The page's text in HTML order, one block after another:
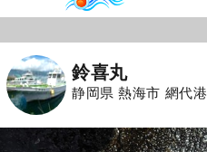
鈴喜丸
静岡県 熱海市 網代港